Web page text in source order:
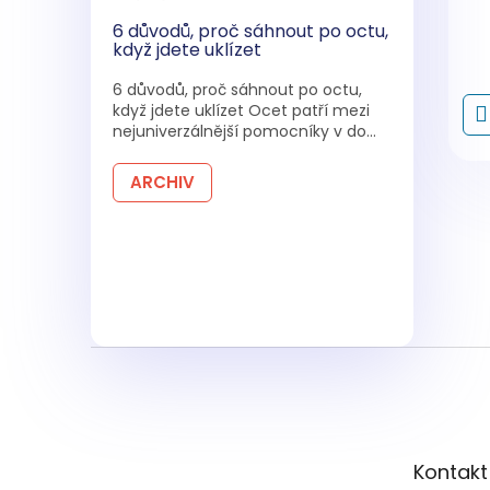
6 důvodů, proč sáhnout po octu,
když jdete uklízet
6 důvodů, proč sáhnout po octu,
když jdete uklízet Ocet patří mezi
nejuniverzálnější pomocníky v do...
ARCHIV
Kontakt